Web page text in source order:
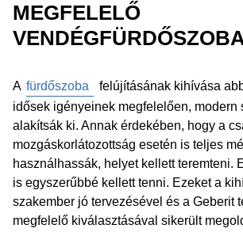
MEGFELELŐ
A fürdőszoba
felújításának kihívása
idősek igényeinek megfelelően, modern
alakítsák ki. Annak érdekében, hogy a
mozgáskorlátozottság esetén is teljes
használhassák, helyet kellett teremteni.
is egyszerűbbé kellett tenni. Ezeket a
szakember jó tervezésével és a Geberit
megfelelő kiválasztásával sikerült